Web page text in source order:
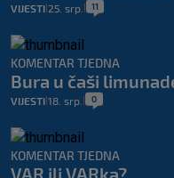
VIJESTI 25. srp. 11
KOMENTAR TJEDNA
Bura u čaši
VIJESTI 18. srp. 0
KOMENTAR TJEDNA
VAR ili VARka?